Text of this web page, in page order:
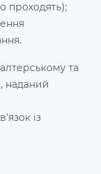
проходять);
та
наданий
із